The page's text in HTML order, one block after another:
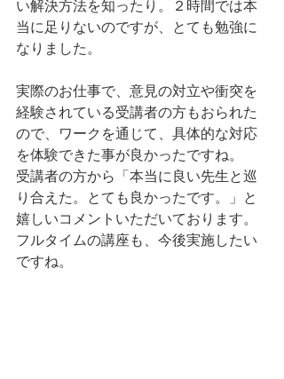
い解決方法を知ったり。２時間では本
当に足りないのですが、とても勉強に
なりました。
実際のお仕事で、意見の対立や衝突を
経験されている受講者の方もおられた
ので、ワークを通じて、具体的な対応
を体験できた事が良かったですね。
受講者の方から「本当に良い先生と巡
り合えた。とても良かったです。」と
嬉しいコメントいただいております。
フルタイムの講座も、今後実施したい
ですね。